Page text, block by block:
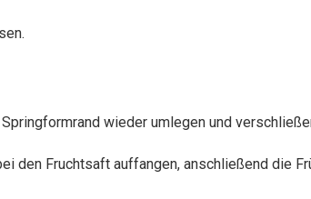
wieder umlegen und
den Fruchtsaft auffangen, anschließend die